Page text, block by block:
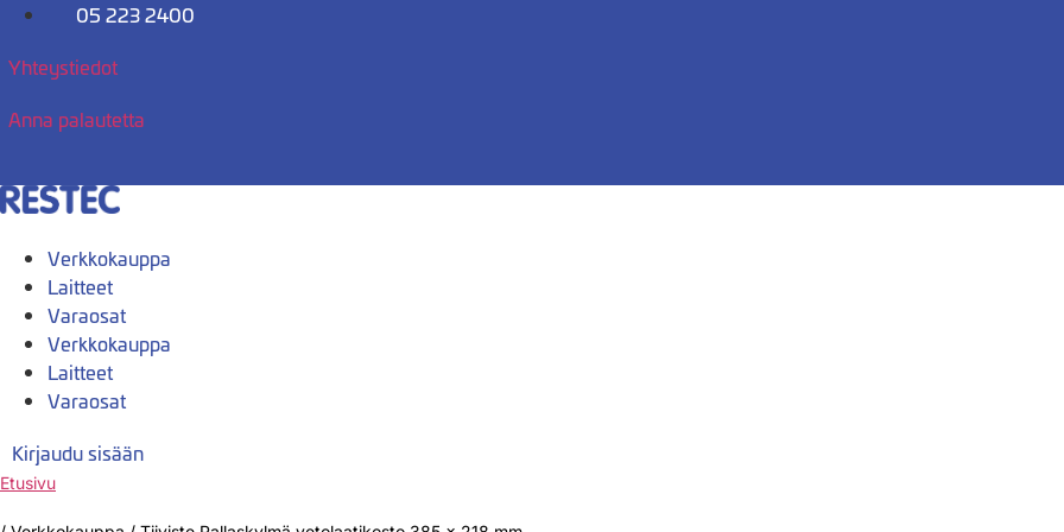
Mene
05 223 2400
Yhteystiedot
Anna palautetta
Verkkokauppa
Laitteet
Varaosat
Verkkokauppa
Laitteet
Varaosat
Kirjaudu sisään
Etusivu